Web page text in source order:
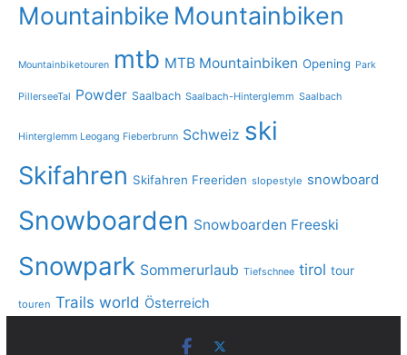
Mountainbike Mountainbiken
Mountainbiketouren mtb MTB Mountainbiken Opening Park
PillerseeTal Powder Saalbach Saalbach-Hinterglemm Saalbach
Hinterglemm Leogang Fieberbrunn Schweiz ski
Skifahren Skifahren Freeriden slopestyle snowboard
Snowboarden Snowboarden Freeski
Snowpark Sommerurlaub Tiefschnee tirol tour
touren Trails world Österreich